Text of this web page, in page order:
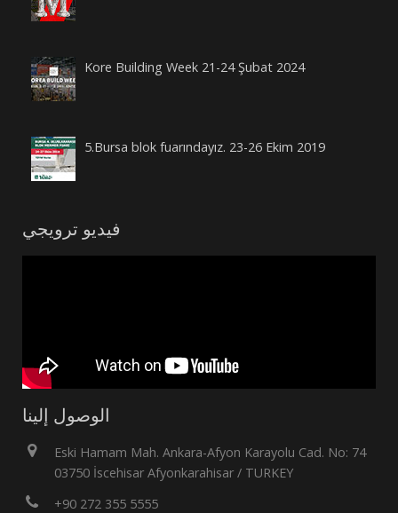
Kore Building Week 21-24 Şubat 2024
5.Bursa blok fuarındayız. 23-26 Ekim 2019
فيديو ترويجي
الوصول إلينا
Eski Hamam Mah. Ankara-Afyon Karayolu Cad. No: 74
03750 İscehisar Afyonkarahisar / TURKEY
+90 272 355 5555